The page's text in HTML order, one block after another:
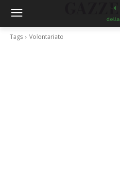
Tags Volontariato